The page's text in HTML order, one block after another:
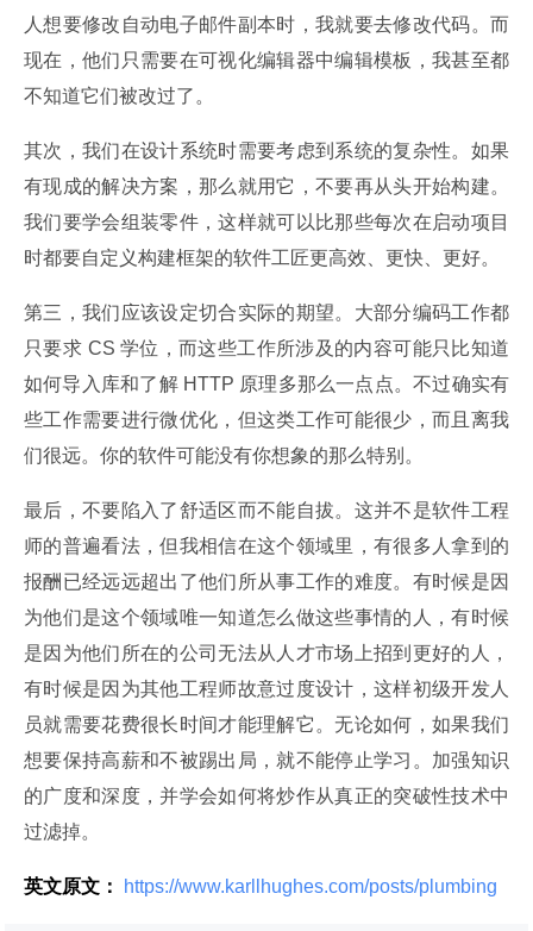
人想要修改自动电子邮件副本时，我就要去修改代码。而
现在，他们只需要在可视化编辑器中编辑模板，我甚至都
不知道它们被改过了。
其次，我们在设计系统时需要考虑到系统的复杂性。如果
有现成的解决方案，那么就用它，不要再从头开始构建。
我们要学会组装零件，这样就可以比那些每次在启动项目
时都要自定义构建框架的软件工匠更高效、更快、更好。
第三，我们应该设定切合实际的期望。大部分编码工作都
只要求 CS 学位，而这些工作所涉及的内容可能只比知道
如何导入库和了解 HTTP 原理多那么一点点。不过确实有
些工作需要进行微优化，但这类工作可能很少，而且离我
们很远。你的软件可能没有你想象的那么特别。
最后，不要陷入了舒适区而不能自拔。这并不是软件工程
师的普遍看法，但我相信在这个领域里，有很多人拿到的
报酬已经远远超出了他们所从事工作的难度。有时候是因
为他们是这个领域唯一知道怎么做这些事情的人，有时候
是因为他们所在的公司无法从人才市场上招到更好的人，
有时候是因为其他工程师故意过度设计，这样初级开发人
员就需要花费很长时间才能理解它。无论如何，如果我们
想要保持高薪和不被踢出局，就不能停止学习。加强知识
的广度和深度，并学会如何将炒作从真正的突破性技术中
过滤掉。
英文原文： https://www.karllhughes.com/posts/plumbing